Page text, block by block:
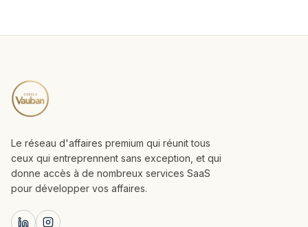
Le réseau d'affaires premium qui réunit tous
ceux qui entreprennent sans exception, et qui
donne accès à de nombreux services SaaS
pour développer vos affaires.